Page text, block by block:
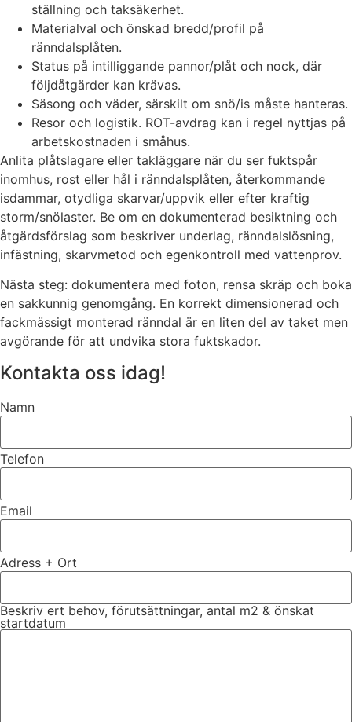
ställning och taksäkerhet.
Materialval och önskad bredd/profil på
ränndalsplåten.
Status på intilliggande pannor/plåt och nock, där
följdåtgärder kan krävas.
Säsong och väder, särskilt om snö/is måste hanteras.
Resor och logistik. ROT-avdrag kan i regel nyttjas på
arbetskostnaden i småhus.
Anlita plåtslagare eller takläggare när du ser fuktspår
inomhus, rost eller hål i ränndalsplåten, återkommande
isdammar, otydliga skarvar/uppvik eller efter kraftig
storm/snölaster. Be om en dokumenterad besiktning och
åtgärdsförslag som beskriver underlag, ränndalslösning,
infästning, skarvmetod och egenkontroll med vattenprov.
Nästa steg: dokumentera med foton, rensa skräp och boka
en sakkunnig genomgång. En korrekt dimensionerad och
fackmässigt monterad ränndal är en liten del av taket men
avgörande för att undvika stora fuktskador.
Kontakta oss idag!
Namn
Telefon
Email
Adress + Ort
Beskriv ert behov, förutsättningar, antal m2 & önskat
startdatum